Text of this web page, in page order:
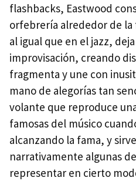
flashbacks, Eastwood
orfebrería alrededor de la
al igual que en el jazz,
improvisación, creando
fragmenta y une con
mano de alegorías tan
volante que reproduce
famosas del músico
alcanzando la fama, y
narrativamente algunas
representar en cierto